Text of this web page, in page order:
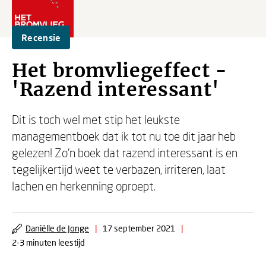
Recensie
Het bromvliegeffect -
'Razend interessant'
Dit is toch wel met stip het leukste
managementboek dat ik tot nu toe dit jaar heb
gelezen! Zo’n boek dat razend interessant is en
tegelijkertijd weet te verbazen, irriteren, laat
lachen en herkenning oproept.
Daniëlle de Jonge | 17 september 2021
|
2-3 minuten leestijd